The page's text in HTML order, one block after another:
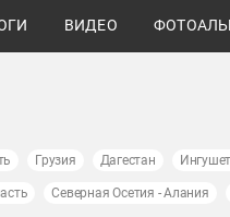
ВИДЕО
Грузия Дагестан
Северная Осетия - Алания